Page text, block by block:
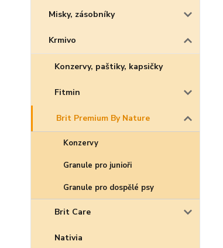
Misky, zásobníky
Krmivo
Konzervy, paštiky, kapsičky
Fitmin
Brit Premium By Nature
Konzervy
Granule pro junioři
Granule pro dospělé psy
Brit Care
Nativia